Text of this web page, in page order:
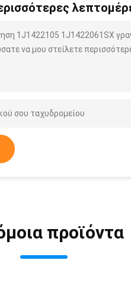
1J1422105 1J1422061SX
να μου στείλετε
προϊόντα